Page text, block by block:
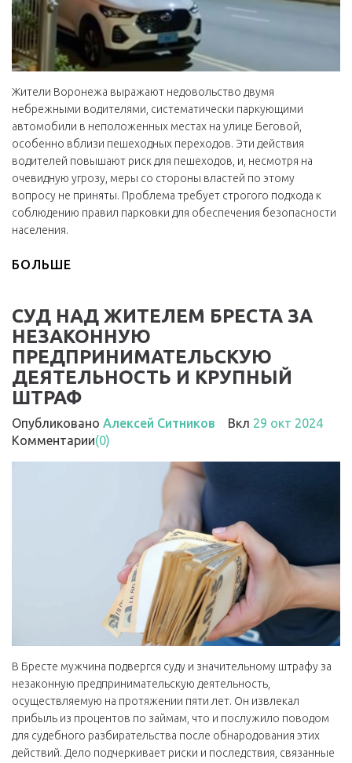
Жители Воронежа выражают недовольство двумя
небрежными водителями, систематически паркующими
автомобили в неположенных местах на улице Беговой,
особенно вблизи пешеходных переходов. Эти действия
водителей повышают риск для пешеходов, и, несмотря на
очевидную угрозу, меры со стороны властей по этому
вопросу не приняты. Проблема требует строгого подхода к
соблюдению правил парковки для обеспечения безопасности
населения.
БОЛЬШЕ
СУД НАД ЖИТЕЛЕМ БРЕСТА ЗА
НЕЗАКОННУЮ
ПРЕДПРИНИМАТЕЛЬСКУЮ
ДЕЯТЕЛЬНОСТЬ И КРУПНЫЙ
ШТРАФ
Опубликовано Алексей Ситников Вкл 29 окт 2024
Комментарии(0)
В Бресте мужчина подвергся суду и значительному штрафу за
незаконную предпринимательскую деятельность,
осуществляемую на протяжении пяти лет. Он извлекал
прибыль из процентов по займам, что и послужило поводом
для судебного разбирательства после обнародования этих
действий. Дело подчеркивает риски и последствия, связанные